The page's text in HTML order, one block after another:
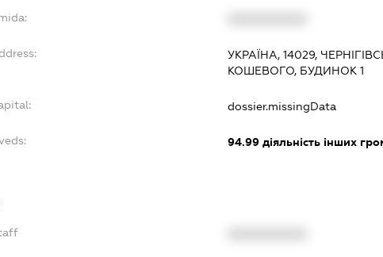
УКРАЇНА, 14029,
КОШЕВОГО, БУДИНОК 1
dossier.missingData
94.99діяльність інших